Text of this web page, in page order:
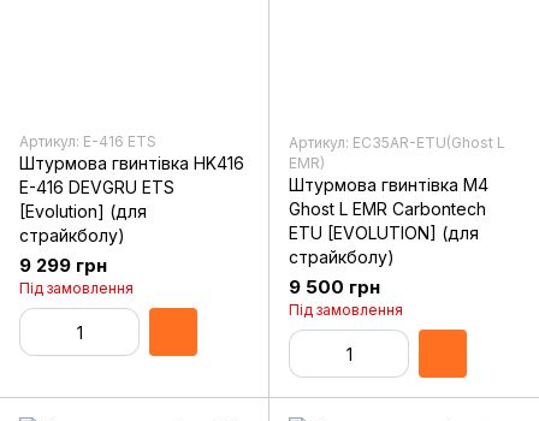
Артикул: E-416 ETS
Штурмова гвинтівка HK416
E-416 DEVGRU ETS
[Evolution] (для
страйкболу)
9 299 грн
Під замовлення
Артикул: EC35AR-ETU(Ghost L
EMR)
Штурмова гвинтівка M4
Ghost L EMR Carbontech
ETU [EVOLUTION] (для
страйкболу)
9 500 грн
Під замовлення